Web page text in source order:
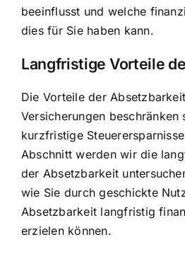
beeinflusst und welche
dies für Sie haben kann.
Langfristige Vorteile
Die Vorteile der
Versicherungen
kurzfristige
Abschnitt werden wir die
der Absetzbarkeit
wie Sie durch geschickte
Absetzbarkeit langfristig
erzielen können.